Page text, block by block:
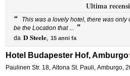
Ultima
“
This was a lovely hotel, there was
be the Location that ... ”
da D Steele, 15 anni fa
Hotel Budapester Hof, Amburgo
Paulinen Str. 18,Altona St. Pauli, Amburgo,